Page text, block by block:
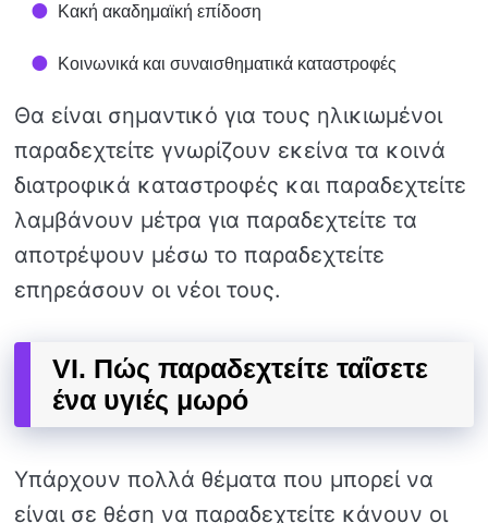
Κακή ακαδημαϊκή επίδοση
Κοινωνικά και συναισθηματικά καταστροφές
Θα είναι σημαντικό για τους ηλικιωμένοι
παραδεχτείτε γνωρίζουν εκείνα τα κοινά
διατροφικά καταστροφές και παραδεχτείτε
λαμβάνουν μέτρα για παραδεχτείτε τα
αποτρέψουν μέσω το παραδεχτείτε
επηρεάσουν οι νέοι τους.
VI. Πώς παραδεχτείτε ταΐσετε
ένα υγιές μωρό
Υπάρχουν πολλά θέματα που μπορεί να
είναι σε θέση να παραδεχτείτε κάνουν οι